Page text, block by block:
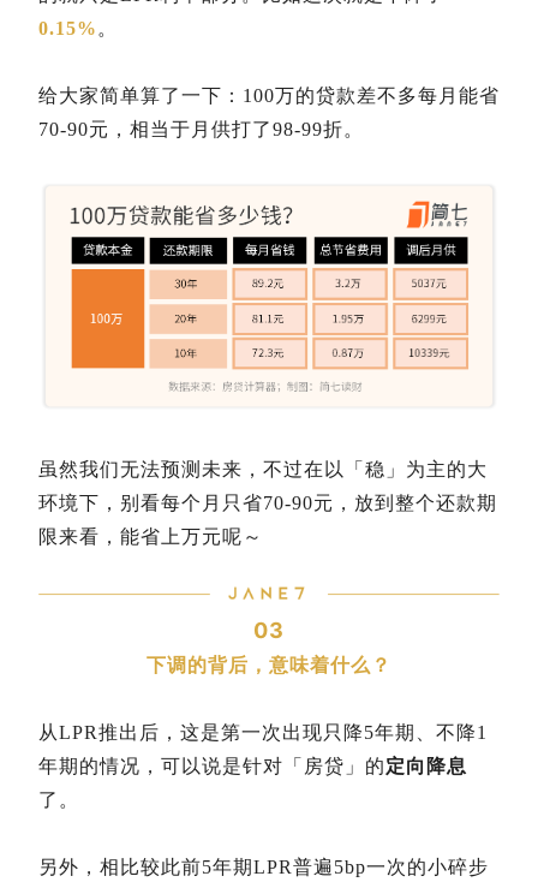
0.15% 。
给大家简单算了一下：100万的贷款差不多每月能省
70-90元，相当于月供打了98-99折。
虽然我们无法预测未来，不过在以「稳」为主的大
环境下，别看每个月只省70-90元，放到整个还款期
限来看，能省上万元呢～
03
下调的背后，意味着什么？
从LPR推出后，这是第一次出现只降5年期、不降1
年期的情况，可以说是针对「房贷」的定向降息
了。
另外，相比较此前5年期LPR普遍5bp一次的小碎步